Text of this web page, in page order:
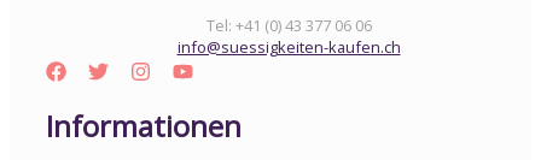
Tel: +41 (0) 43 377 06 06
info@suessigkeiten-kaufen.ch
Informationen